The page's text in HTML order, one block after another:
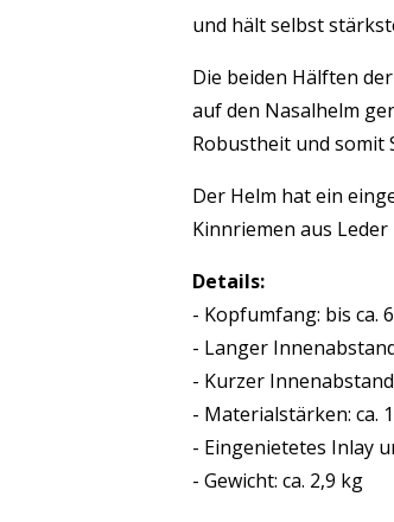
und hält selbst
Die beiden Hälften
auf den Nasalhelm
Robustheit und somit
Der Helm hat ein
Kinnriemen aus
Details:
- Kopfumfang: bis ca.
- Langer
- Kurzer
- Materialstärken: ca.
- Eingenietetes Inlay
- Gewicht: ca. 2,9 kg